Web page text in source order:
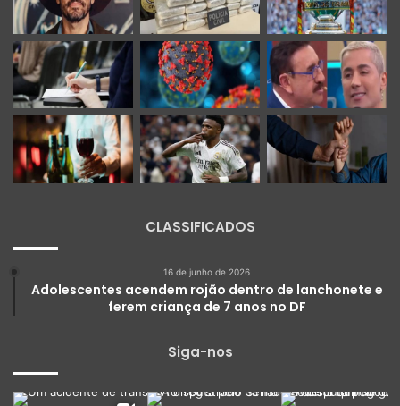
CLASSIFICADOS
16 de junho de 2026
Adolescentes acendem rojão dentro de lanchonete e
ferem criança de 7 anos no DF
Siga-nos